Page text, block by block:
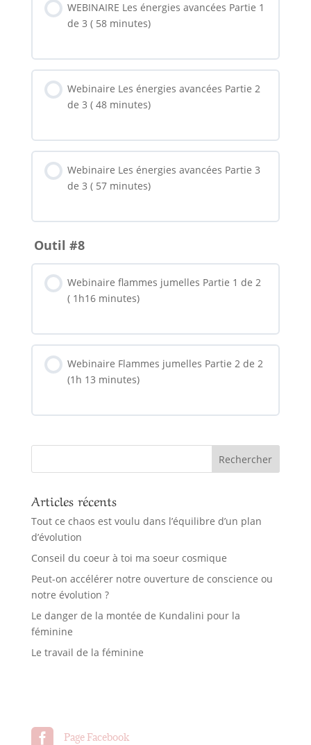
WEBINAIRE Les énergies avancées Partie 1
de 3 ( 58 minutes)
Webinaire Les énergies avancées Partie 2
de 3 ( 48 minutes)
Webinaire Les énergies avancées Partie 3
de 3 ( 57 minutes)
Outil #8
Webinaire flammes jumelles Partie 1 de 2
( 1h16 minutes)
Webinaire Flammes jumelles Partie 2 de 2
(1h 13 minutes)
Articles récents
Tout ce chaos est voulu dans l’équilibre d’un plan
d’évolution
Conseil du coeur à toi ma soeur cosmique
Peut-on accélérer notre ouverture de conscience ou
notre évolution ?
Le danger de la montée de Kundalini pour la
féminine
Le travail de la féminine
 Page Facebook